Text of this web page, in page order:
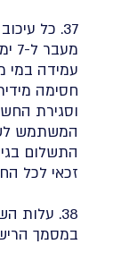
37. כל
עמידה במי
חסימה
וסגירת
המשתמש
התשלום
זכאי לכל
38. עלות
במסמך